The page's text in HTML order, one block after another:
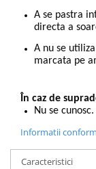
A se pastra
directa a
A nu se
marcata pe
În caz de
Nu se cunosc.
Informatii
Caracteristici